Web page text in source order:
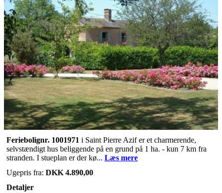
Feriebolignr. 1001971 i Saint Pierre Azif er et charmerende,
selvstændigt hus beliggende på en grund på 1 ha. - kun 7 km fra
stranden. I stueplan er der kø... Læs mere
Ugepris fra: DKK 4.890,00
Detaljer